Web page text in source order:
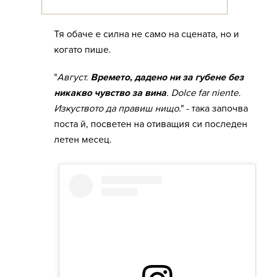
Тя обаче е силна не само на сцената, но и
когато пише.
"Август. Времето, дадено ни за губене без
никакво чувство за вина. Dolce far niente.
Изкуството да правиш нищо." - така започва
поста й, посветен на отиващия си последен
летен месец.